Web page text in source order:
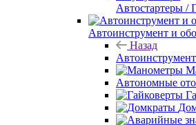
Автостартеры /
Автоинструмент и
Назад
Автономные